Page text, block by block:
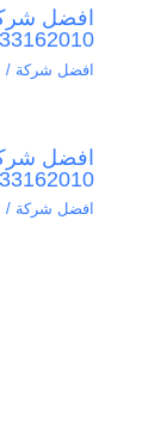
افضل
01033162010 –
افضل شركة /
افضل
01033162010
افضل شركة /